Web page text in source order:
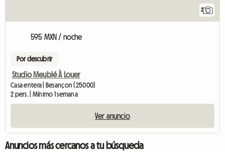
2
595 MXN / noche
Por descubrir
Studio Meublé À Louer
Casa entera | Besançon (25000)
2 pers. | Mínimo 1 semana
Ver anuncio
Anuncios más cercanos a tu búsqueda